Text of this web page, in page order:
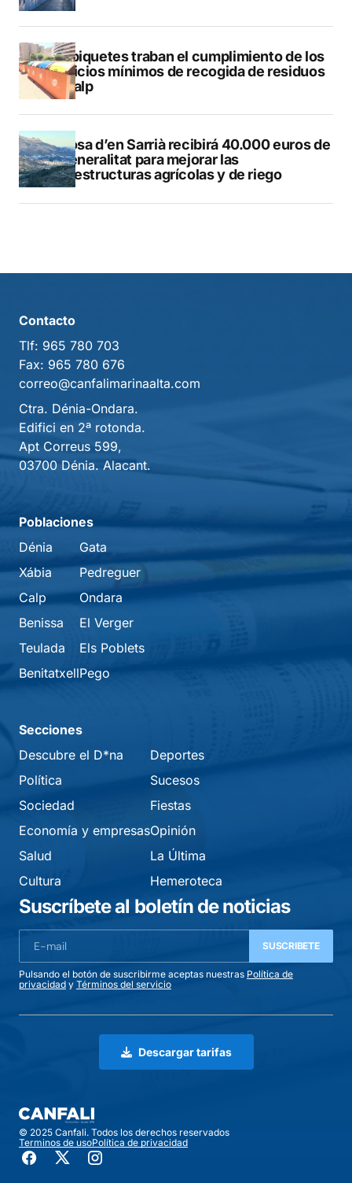
Los piquetes traban el cumplimiento de los
servicios mínimos de recogida de residuos
en Calp
Callosa d’en Sarrià recibirá 40.000 euros de
la Generalitat para mejorar las
infraestructuras agrícolas y de riego
Contacto
Tlf: 965 780 703
Fax: 965 780 676
correo@canfalimarinaalta.com
Ctra. Dénia-Ondara.
Edifici en 2ª rotonda.
Apt Correus 599,
03700 Dénia. Alacant.
Poblaciones
Dénia
Xábia
Calp
Benissa
Teulada
Benitatxell
Gata
Pedreguer
Ondara
El Verger
Els Poblets
Pego
Secciones
Descubre el D*na
Política
Sociedad
Economía y empresas
Salud
Cultura
Deportes
Sucesos
Fiestas
Opinión
La Última
Hemeroteca
Suscríbete al boletín de noticias
SUSCRIBETE
Pulsando el botón de suscribirme aceptas nuestras Política de
privacidad y Términos del servicio
Descargar tarifas
© 2025 Canfali. Todos los derechos reservados
Terminos de usoPolítica de privacidad